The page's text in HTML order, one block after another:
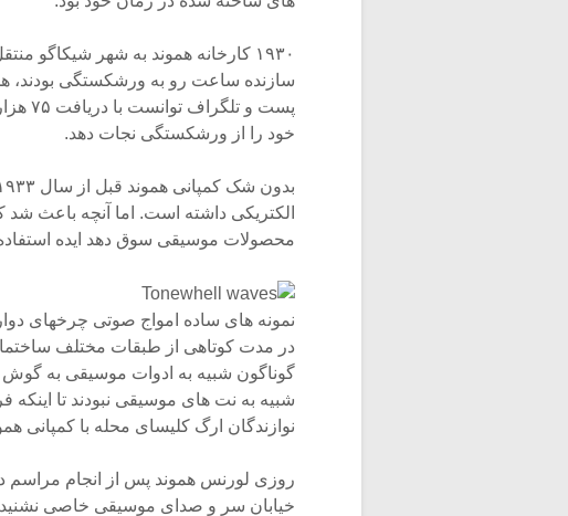
۱۹۳۰ کارخانه هموند به شهر شیکاگو
سازنده ساعت رو به ورشکستگی بودند،
پست
خود را از ورشکستگی نجات دهد.
الکتریکی داشته است. اما آنچه باعث
محصولات موسیقی سوق دهد ایده
نمونه های ساده امواج صوتی چرخهای دوار
در مدت کوتاهی از طبقات مختلف
گوناگون شبیه به ادوات موسیقی به گوش
نوازندگان ارگ کلیسای محله با کمپانی
روزی لورنس هموند پس از انجام مراسم
خیابان سر و صدای موسیقی خاصی